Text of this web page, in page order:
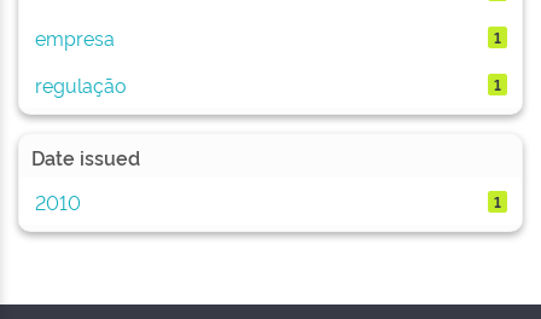
empresa 1
regulação 1
Date issued
2010
1